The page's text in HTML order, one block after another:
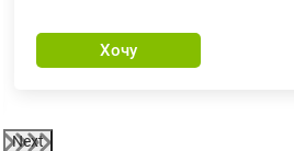
Хочу
Next